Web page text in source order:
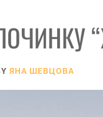
ЯНА ШЕВЦОВА